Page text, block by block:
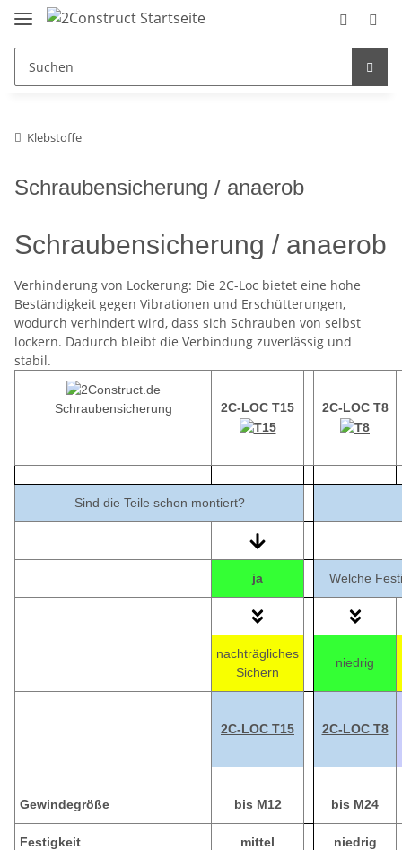
Klebstoffe
Schraubensicherung / anaerob
Schraubensicherung / anaerob
Verhinderung von Lockerung: Die 2C-Loc bietet eine hohe
Beständigkeit gegen Vibrationen und Erschütterungen,
wodurch verhindert wird, dass sich Schrauben von selbst
lockern. Dadurch bleibt die Verbindung zuverlässig und
stabil.
Schraubensicherung 2C-LOC T15 2C-LOC T8
Sind die Teile schon montiert?
ja Welche
nachträgliches
Sichern
niedrig
2C-LOC T15 2C-LOC T8
Gewindegröße bis M12 bis M24
Festigkeit mittel niedrig